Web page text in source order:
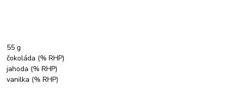
55 g
čokoláda (% RHP)
jahoda (% RHP)
vanilka (% RHP)